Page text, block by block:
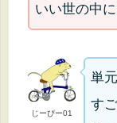
いい世の中
じーぴー01
単
す